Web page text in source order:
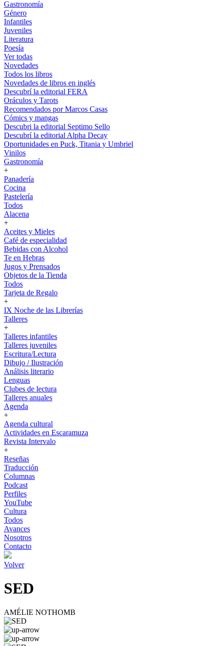
Gastronomía
Género
Infantiles
Juveniles
Literatura
Poesía
Ver todas
Novedades
Todos los libros
Novedades de libros en inglés
Descubrí la editorial FERA
Oráculos y Tarots
Recomendados por Marcos Casas
Cómics y mangas
Descubri la editorial Septimo Sello
Descubrí la editorial Alpha Decay
Oportunidades en Puck, Titania y Umbriel
Vinilos
Gastronomía
+
Panadería
Cocina
Pastelería
Todos
Alacena
+
Aceites y Mieles
Café de especialidad
Bebidas con Alcohol
Te en Hebras
Jugos y Prensados
Objetos de la Tienda
Todos
Tarjeta de Regalo
+
IX Noche de las Librerías
Talleres
+
Talleres infantiles
Talleres juveniles
Escritura/Lectura
Dibujo / Ilustración
Análisis literario
Lenguas
Clubes de lectura
Talleres anuales
Agenda
+
Agenda cultural
Actividades en Escaramuza
Revista Intervalo
+
Reseñas
Traducción
Columnas
Podcast
Perfiles
YouTube
Cultura
Todos
Avances
Nosotros
Contacto
Volver
SED
AMÉLIE NOTHOMB